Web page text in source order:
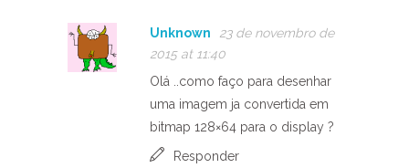
Unknown
23 de novembro de
2015 at 11:40
Olá ..como faço para desenhar
uma imagem ja convertida em
bitmap 128×64 para o display ?
Responder